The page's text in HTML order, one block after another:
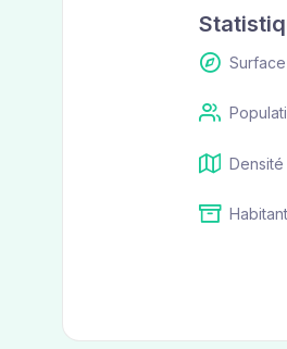
Surface
Densité